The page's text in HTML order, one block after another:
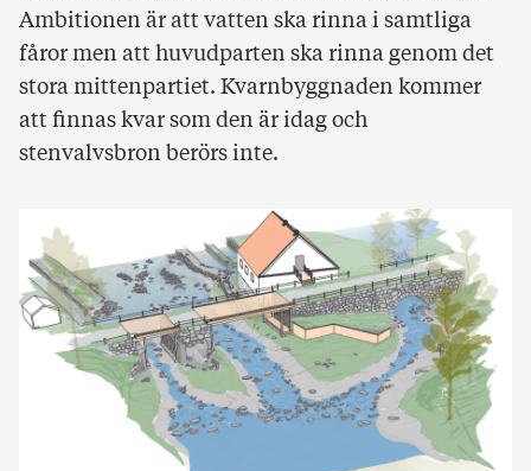
Ambitionen är att vatten ska rinna i samtliga
fåror men att huvudparten ska rinna genom det
stora mittenpartiet. Kvarnbyggnaden kommer
att finnas kvar som den är idag och
stenvalvsbron berörs inte.